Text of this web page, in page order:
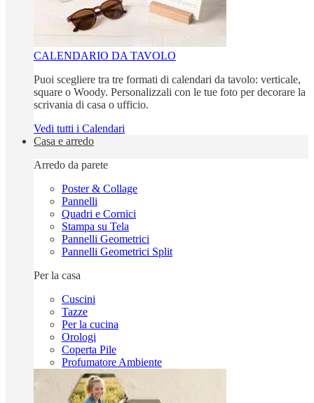
CALENDARIO DA TAVOLO
Puoi scegliere tra tre formati di calendari da tavolo: verticale,
square o Woody. Personalizzali con le tue foto per decorare la
scrivania di casa o ufficio.
Vedi tutti i Calendari
Casa e arredo
Arredo da parete
Poster & Collage
Pannelli
Quadri e Cornici
Stampa su Tela
Pannelli Geometrici
Pannelli Geometrici Split
Per la casa
Cuscini
Tazze
Per la cucina
Orologi
Coperta Pile
Profumatore Ambiente